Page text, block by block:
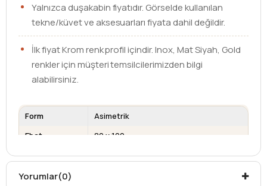
Yalnızca duşakabin fiyatıdır. Görselde kullanılan
tekne/küvet ve aksesuarları fiyata dahil değildir.
İlk fiyat Krom renk profil içindir. Inox, Mat Siyah, Gold
renkler için müşteri temsilcilerimizden bilgi
alabilirsiniz.
Form
Asimetrik
Ebat
80 x 100
Cam Kalınlığı
5 mm
Kullanım Alanı
Yorumlar(0)